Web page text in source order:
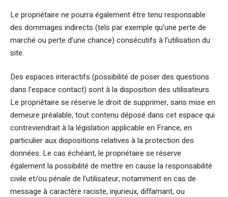
Le propriétaire ne pourra également être tenu responsable
des dommages indirects (tels par exemple qu’une perte de
marché ou perte d’une chance) consécutifs à l’utilisation du
site.
Des espaces interactifs (possibilité de poser des questions
dans l’espace contact) sont à la disposition des utilisateurs.
Le propriétaire se réserve le droit de supprimer, sans mise en
demeure préalable, tout contenu déposé dans cet espace qui
contreviendrait à la législation applicable en France, en
particulier aux dispositions relatives à la protection des
données. Le cas échéant, le propriétaire se réserve
également la possibilité de mettre en cause la responsabilité
civile et/ou pénale de l’utilisateur, notamment en cas de
message à caractère raciste, injurieux, diffamant, ou